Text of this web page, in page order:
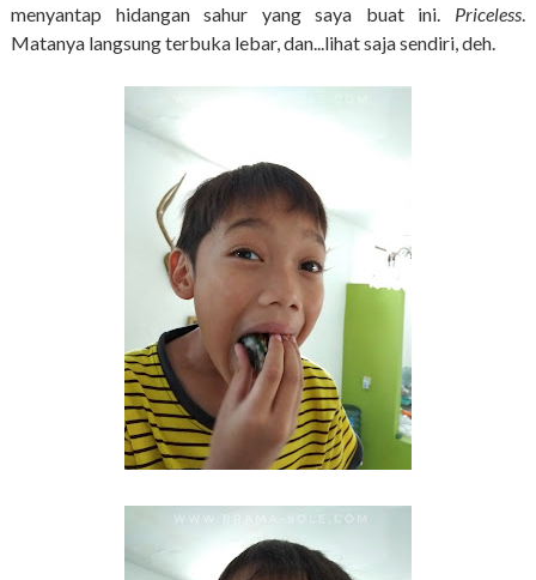
menyantap hidangan sahur yang saya buat ini. Priceless.
Matanya langsung terbuka lebar, dan...lihat saja sendiri, deh.